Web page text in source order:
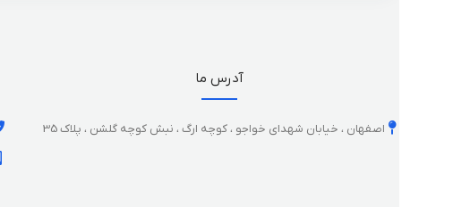
آدرس ما
اصفهان ، خیابان شهدای خواجو ، کوچه ارگ ، نبش کوچه گلشن ، پلاک 35